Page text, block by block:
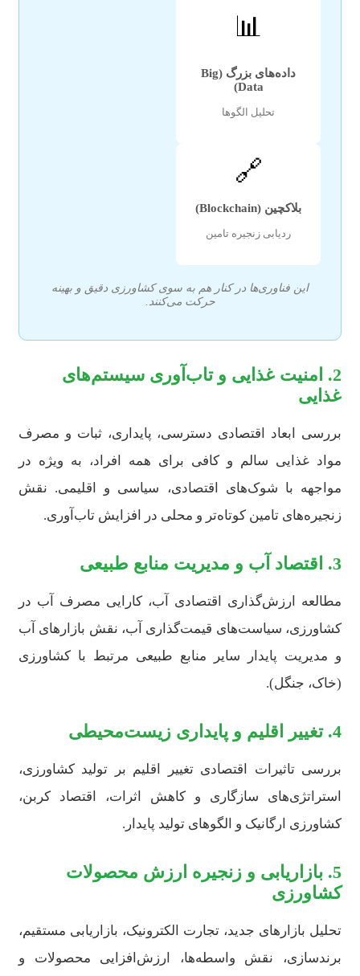
📊
داده‌های بزرگ (Big
Data)
تحلیل الگوها
🔗
بلاکچین (Blockchain)
ردیابی زنجیره تامین
این فناوری‌ها در کنار هم به سوی کشاورزی دقیق و بهینه
حرکت می‌کنند.
2. امنیت غذایی و تاب‌آوری سیستم‌های
غذایی
بررسی ابعاد اقتصادی دسترسی، پایداری، ثبات و مصرف
مواد غذایی سالم و کافی برای همه افراد، به ویژه در
مواجهه با شوک‌های اقتصادی، سیاسی و اقلیمی. نقش
زنجیره‌های تامین کوتاه‌تر و محلی در افزایش تاب‌آوری.
3. اقتصاد آب و مدیریت منابع طبیعی
مطالعه ارزش‌گذاری اقتصادی آب، کارایی مصرف آب در
کشاورزی، سیاست‌های قیمت‌گذاری آب، نقش بازارهای آب
و مدیریت پایدار سایر منابع طبیعی مرتبط با کشاورزی
(خاک، جنگل).
4. تغییر اقلیم و پایداری زیست‌محیطی
بررسی تاثیرات اقتصادی تغییر اقلیم بر تولید کشاورزی،
استراتژی‌های سازگاری و کاهش اثرات، اقتصاد کربن،
کشاورزی ارگانیک و الگوهای تولید پایدار.
5. بازاریابی و زنجیره ارزش محصولات
کشاورزی
تحلیل بازارهای جدید، تجارت الکترونیک، بازاریابی مستقیم،
برندسازی، نقش واسطه‌ها، ارزش‌افزایی محصولات و